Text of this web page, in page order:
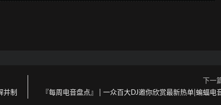
并制
下一
『每周电音盘点』 | 一众百大DJ邀你欣赏最新热单|蝙蝠电